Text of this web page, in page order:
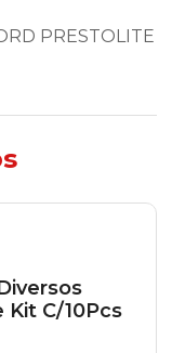
PRESTOLITE
C/10Pcs